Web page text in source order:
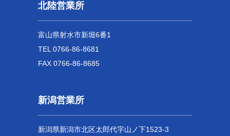
北陸営業所
富山県射水市新堀6番1
TEL 0766-86-8681
FAX 0766-86-8685
新潟営業所
新潟県新潟市北区太郎代字山ノ下1523-3